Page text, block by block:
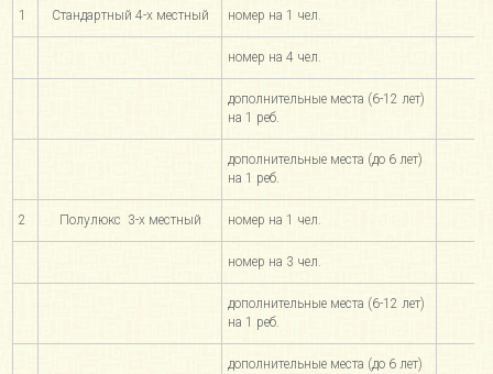
1 Стандартный 4-х местный номер на 1 чел.
номер на 4 чел.
дополнительные места (6-12 лет)
на 1 реб.
дополнительные места (до 6 лет)
на 1 реб.
2 Полулюкс 3-х местный номер на 1 чел.
номер на 3 чел.
дополнительные места (6-12 лет)
на 1 реб.
дополнительные места (до 6 лет)